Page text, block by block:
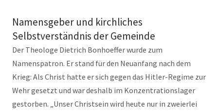
Namensgeber und kirchliches
Selbstverständnis der Gemeinde
Der Theologe Dietrich Bonhoeffer wurde zum
Namenspatron. Er stand für den Neuanfang nach dem
Krieg: Als Christ hatte er sich gegen das Hitler-Regime zur
Wehr gesetzt und war deshalb im Konzentrationslager
gestorben. „Unser Christsein wird heute nur in zweierlei